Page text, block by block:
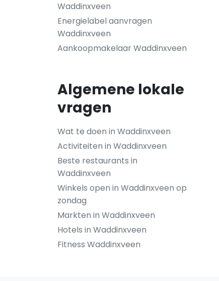
Waddinxveen
Energielabel aanvragen
Waddinxveen
Aankoopmakelaar Waddinxveen
Algemene lokale
vragen
Wat te doen in Waddinxveen
Activiteiten in Waddinxveen
Beste restaurants in
Waddinxveen
Winkels open in Waddinxveen op
zondag
Markten in Waddinxveen
Hotels in Waddinxveen
Fitness Waddinxveen